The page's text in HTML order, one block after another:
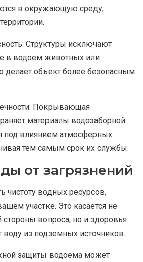
в окружающую среду,
Структуры исключают
в водоем животных или
делает объект более безопасным
Покрывающая
материалы водозаборной
под влиянием атмосферных
тем самым срок их службы.
от загрязнений
чистоту водных ресурсов,
участке. Это касается не
стороны вопроса, но и здоровья
воду из подземных источников.
защиты водоема может